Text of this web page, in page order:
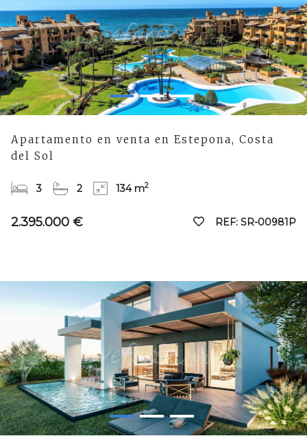
Apartamento en venta en Estepona, Costa
del Sol
3 2 134 m2
2.395.000 € REF: SR-00981P